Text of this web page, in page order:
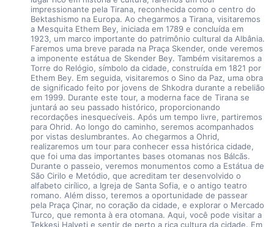
impressionante pela Tirana, reconhecida como o centro do
Bektashismo na Europa. Ao chegarmos a Tirana, visitaremos
a Mesquita Ethem Bey, iniciada em 1789 e concluída em
1923, um marco importante do patrimônio cultural da Albânia.
Faremos uma breve parada na Praça Skender, onde veremos
a imponente estátua de Skender Bey. Também visitaremos a
Torre do Relógio, símbolo da cidade, construída em 1821 por
Ethem Bey. Em seguida, visitaremos o Sino da Paz, uma obra
de significado feito por jovens de Shkodra durante a rebelião
em 1999. Durante este tour, a moderna face de Tirana se
juntará ao seu passado histórico, proporcionando
recordações inesquecíveis. Após um tempo livre, partiremos
para Ohrid. Ao longo do caminho, seremos acompanhados
por vistas deslumbrantes. Ao chegarmos a Ohrid,
realizaremos um tour para conhecer essa histórica cidade,
que foi uma das importantes bases otomanas nos Bálcãs.
Durante o passeio, veremos monumentos como a Estátua de
São Cirilo e Metódio, que acreditam ter desenvolvido o
alfabeto cirílico, a Igreja de Santa Sofia, e o antigo teatro
romano. Além disso, teremos a oportunidade de passear
pela Praça Çinar, no coração da cidade, e explorar o Mercado
Turco, que remonta à era otomana. Aqui, você pode visitar a
Tekkesi Halveti e sentir de perto a rica cultura da cidade. Em